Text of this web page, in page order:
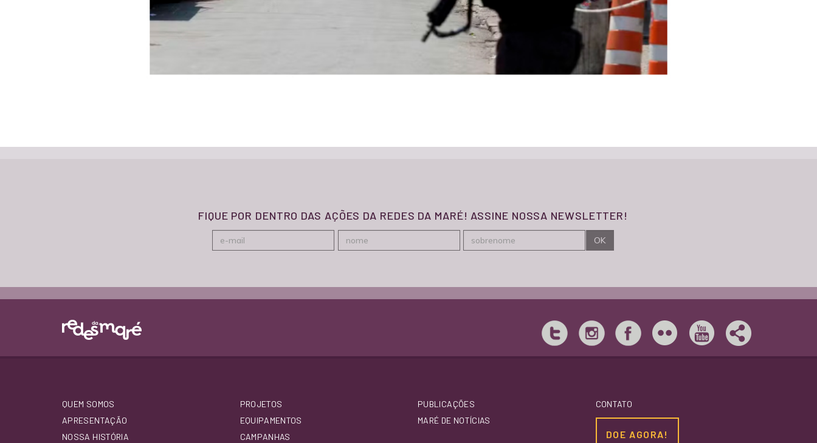
FIQUE POR DENTRO DAS AÇÕES DA REDES DA MARÉ! ASSINE NOSSA NEWSLETTER!
QUEM SOMOS
APRESENTAÇÃO
NOSSA HISTÓRIA
PROJETOS
EQUIPAMENTOS
CAMPANHAS
PUBLICAÇÕES
MARÉ DE NOTÍCIAS
CONTATO
DOE AGORA!